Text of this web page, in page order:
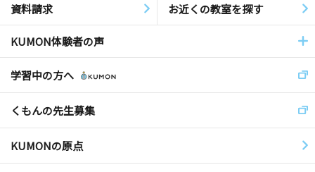
資料請求 お近くの教室を探す
KUMON体験者の声
学習中の方へ
くもんの先生募集
KUMONの原点